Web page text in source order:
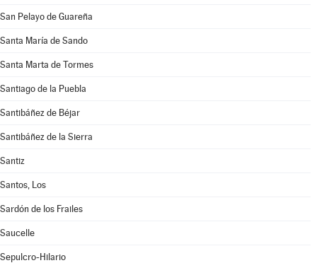
San Pelayo de Guareña
Santa María de Sando
Santa Marta de Tormes
Santiago de la Puebla
Santibáñez de Béjar
Santibáñez de la Sierra
Santiz
Santos, Los
Sardón de los Frailes
Saucelle
Sepulcro-Hilario